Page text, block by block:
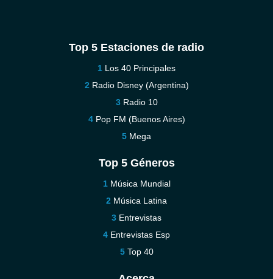
Top 5 Estaciones de radio
Los 40 Principales
Radio Disney (Argentina)
Radio 10
Pop FM (Buenos Aires)
Mega
Top 5 Géneros
Música Mundial
Música Latina
Entrevistas
Entrevistas Esp
Top 40